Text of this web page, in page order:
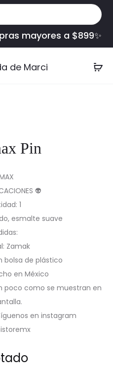
mayores a $899✨
Pin
👽
1
esmalte suave
Zamak
bolsa de plástico
en México
poco como se muestran en
en instagram